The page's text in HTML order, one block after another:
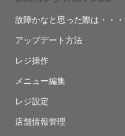
故障かなと思った際は・・・
アップデート方法
レジ操作
メニュー編集
レジ設定
店舗情報管理